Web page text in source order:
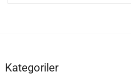
Kategoriler